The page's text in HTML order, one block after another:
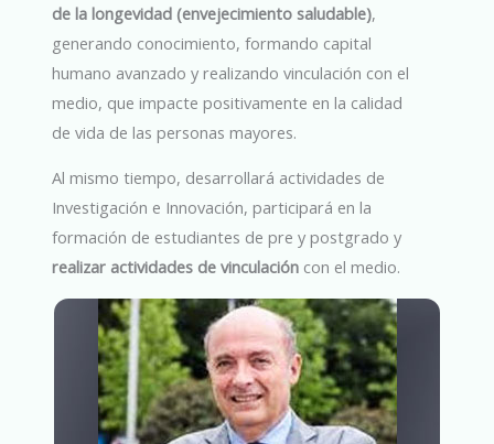
de la longevidad (envejecimiento saludable),
generando conocimiento, formando capital
humano avanzado y realizando vinculación con el
medio, que impacte positivamente en la calidad
de vida de las personas mayores.
Al mismo tiempo, desarrollará actividades de
Investigación e Innovación, participará en la
formación de estudiantes de pre y postgrado y
realizar actividades de vinculación con el medio.